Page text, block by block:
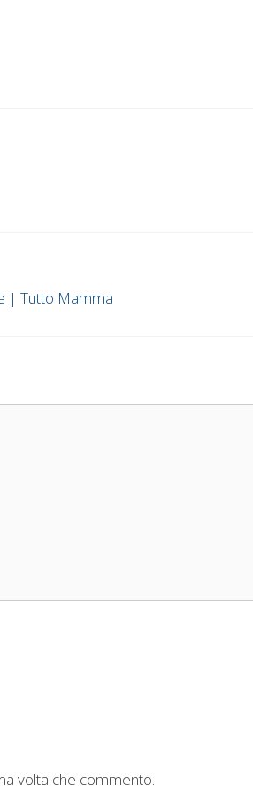
| Tutto Mamma
volta che commento.